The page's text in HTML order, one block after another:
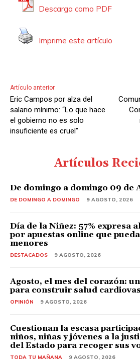
o
Descarga como PDF
Imprime este artículo
Artículo anterior
Eric Campos por alza del
salario mínimo: “Lo que hace
el gobierno no es solo
insuficiente es cruel”
Artículos
De domingo a domingo 09 de
DE DOMINGO A DOMINGO 9 AGOSTO, 2026
Día de la Niñez: 57% expresa
por apuestas online que
menores
DESTACADOS 9 AGOSTO, 2026
Agosto, el mes del corazón:
para construir salud
OPINIÓN 9 AGOSTO, 2026
Cuestionan la escasa
niños, niñas y jóvenes a la
del Estado para recoger sus
TODA TU MAÑANA 9 AGOSTO, 2026